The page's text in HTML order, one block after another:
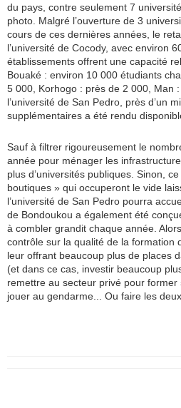
du pays, contre seulement 7
photo. Malgré l’ouverture de 3
cours de ces dernières années, le
l’université de Cocody, avec environ
établissements offrent une capacité
Bouaké : environ 10 000 étudiants
5 000, Korhogo : près de 2 000, Man
l’université de San Pedro, près d’un
supplémentaires a été rendu
Sauf à filtrer rigoureusement le
année pour ménager les
plus d’universités publiques. Sinon,
boutiques » qui occuperont le vide
l’université de San Pedro pourra
de Bondoukou a également été
à combler grandit chaque année.
contrôle sur la qualité de la formation
leur offrant beaucoup plus de places
(et dans ce cas, investir beaucoup
remettre au secteur privé pour
jouer au gendarme... Ou faire les